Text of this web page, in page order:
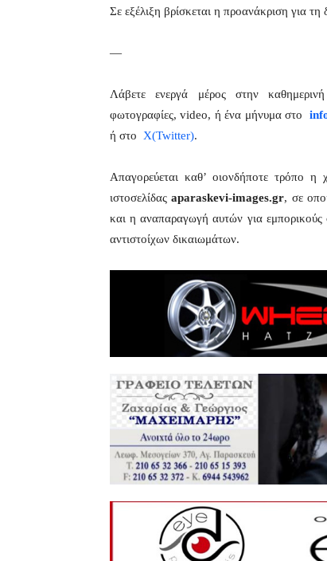
Σε εξέλιξη βρίσκεται η προανάκριση για
—
Λάβετε ενεργά μέρος στην
φωτογραφίες, video, ή ένα μήνυμα στο
ή στο X(Twitter).
Απαγορεύεται καθ’ οιονδήποτε τρόπο
ιστοσελίδαςaparaskevi-images.gr, σε
και η αναπαραγωγή αυτών για εμπορικούς
αντιστοίχων δικαιωμάτων.